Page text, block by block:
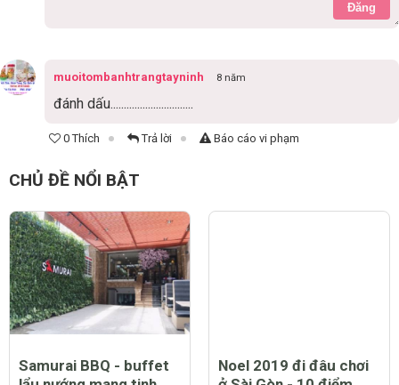
Đăng
muoitombanhtrangtayninh 8 năm
đánh dấu...............................
0 Thích Trả lời Báo cáo vi phạm
CHỦ ĐỀ NỔI BẬT
Samurai BBQ - buffet
Noel 2019 đi đâu chơi